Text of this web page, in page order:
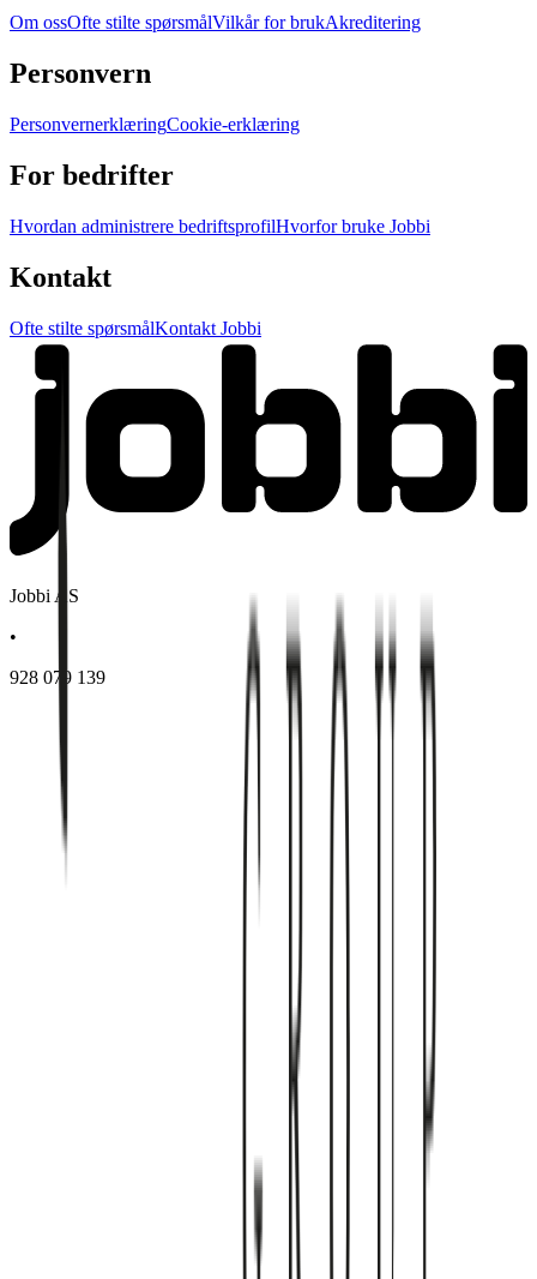
Om ossOfte stilte spørsmålVilkår for brukAkreditering
Personvern
PersonvernerklæringCookie-erklæring
For bedrifter
Hvordan administrere bedriftsprofilHvorfor bruke Jobbi
Kontakt
Ofte stilte spørsmålKontakt Jobbi
Jobbi AS
•
928 079 139